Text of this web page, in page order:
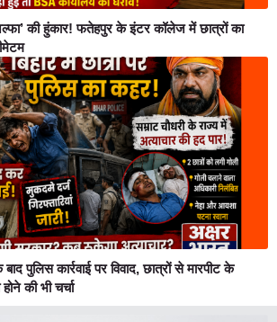
की हुंकार! फतेहपुर के इंटर कॉलेज में छात्रों का
पुलिस कार्रवाई पर विवाद, छात्रों से मारपीट के
की भी चर्चा